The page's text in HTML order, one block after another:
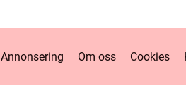
Annonsering Om oss Cookies